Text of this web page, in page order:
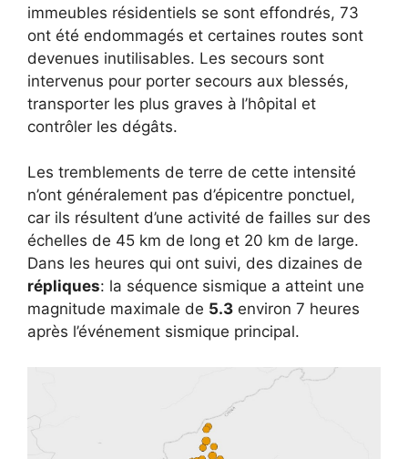
immeubles résidentiels se sont effondrés, 73
ont été endommagés et certaines routes sont
devenues inutilisables. Les secours sont
intervenus pour porter secours aux blessés,
transporter les plus graves à l’hôpital et
contrôler les dégâts.
Les tremblements de terre de cette intensité
n’ont généralement pas d’épicentre ponctuel,
car ils résultent d’une activité de failles sur des
échelles de 45 km de long et 20 km de large.
Dans les heures qui ont suivi, des dizaines de
répliques: la séquence sismique a atteint une
magnitude maximale de 5.3 environ 7 heures
après l’événement sismique principal.